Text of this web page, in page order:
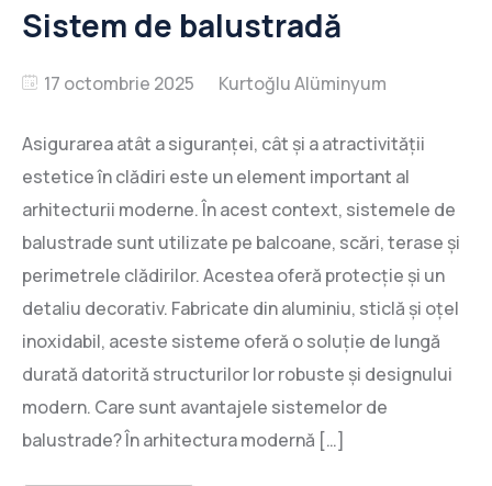
Sistem de balustradă
17 octombrie 2025
Asigurarea atât a siguranței, cât și a atractivității
estetice în clădiri este un element important al
arhitecturii moderne. În acest context, sistemele de
balustrade sunt utilizate pe balcoane, scări, terase și
perimetrele clădirilor. Acestea oferă protecție și un
detaliu decorativ. Fabricate din aluminiu, sticlă și oțel
inoxidabil, aceste sisteme oferă o soluție de lungă
durată datorită structurilor lor robuste și designului
modern. Care sunt avantajele sistemelor de
balustrade? În arhitectura modernă […]